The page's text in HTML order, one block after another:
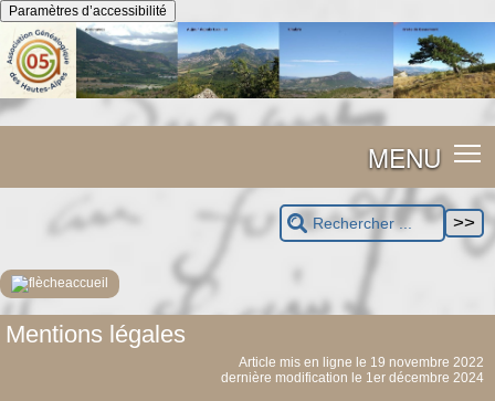
Panneau de gestion des cookies
Paramètres d’accessibilité
MENU
accueil
Mentions légales
Article mis en ligne le 19 novembre 2022
dernière modification le 1er décembre 2024